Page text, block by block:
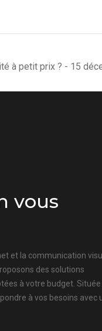
à petit prix ? - 15
vous
et la communication
des solutions
à votre budget. Située
à vos besoins avec